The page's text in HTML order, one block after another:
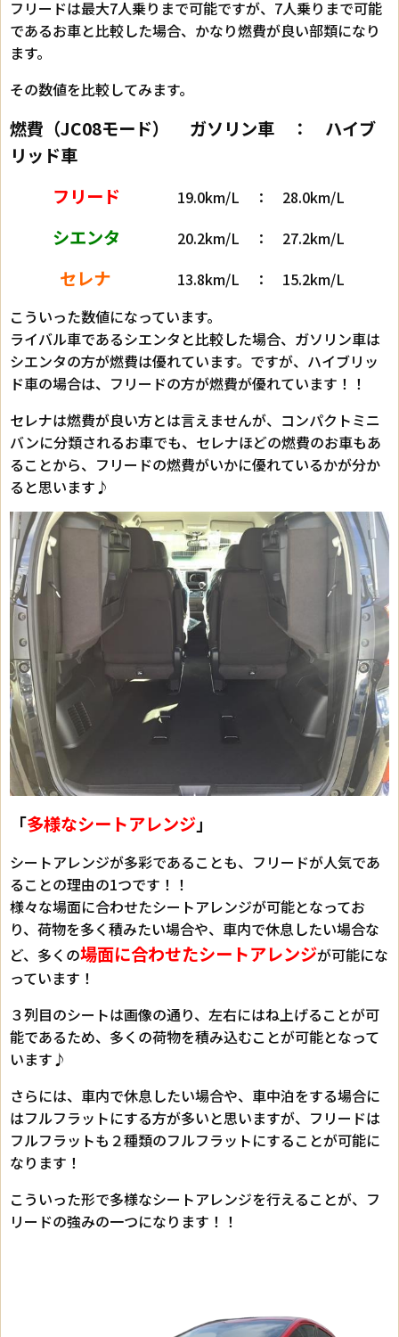
フリードは最大7人乗りまで可能ですが、7人乗りまで可能
であるお車と比較した場合、かなり燃費が良い部類になり
ます。
その数値を比較してみます。
燃費（JC08モード） ガソリン車 ： ハイブ
リッド車
フリード 19.0km/L ： 28.0km/L
シエンタ 20.2km/L ： 27.2km/L
セレナ
13.8km/L ： 15.2km/L
こういった数値になっています。
ライバル車であるシエンタと比較した場合、ガソリン車は
シエンタの方が燃費は優れています。ですが、ハイブリッ
ド車の場合は、フリードの方が燃費が優れています！！
セレナは燃費が良い方とは言えませんが、コンパクトミニ
バンに分類されるお車でも、セレナほどの燃費のお車もあ
ることから、フリードの燃費がいかに優れているかが分か
ると思います♪
「多様なシートアレンジ」
シートアレンジが多彩であることも、フリードが人気であ
ることの理由の1つです！！
様々な場面に合わせたシートアレンジが可能となってお
り、荷物を多く積みたい場合や、車内で休息したい場合な
ど、多くの場面に合わせたシートアレンジが可能にな
っています！
３列目のシートは画像の通り、左右にはね上げることが可
能であるため、多くの荷物を積み込むことが可能となって
います♪
さらには、車内で休息したい場合や、車中泊をする場合に
はフルフラットにする方が多いと思いますが、フリードは
フルフラットも２種類のフルフラットにすることが可能に
なります！
こういった形で多様なシートアレンジを行えることが、フ
リードの強みの一つになります！！